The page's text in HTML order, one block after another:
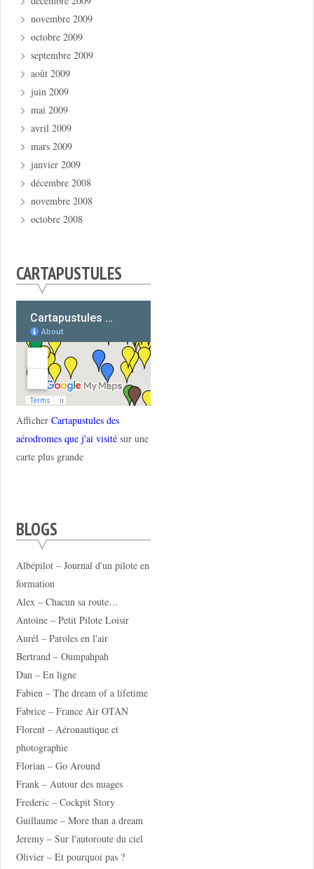
novembre 2009
octobre 2009
septembre 2009
août 2009
juin 2009
mai 2009
avril 2009
mars 2009
janvier 2009
décembre 2008
novembre 2008
octobre 2008
CARTAPUSTULES
Afficher Cartapustules des
aérodromes que j'ai visitésur une
carte plus grande
BLOGS
Albépilot – Journal d'un pilote en
formation
Alex – Chacun sa route…
Antoine – Petit Pilote Loisir
Aurél – Paroles en l'air
Bertrand – Oumpahpah
Dan – En ligne
Fabien – The dream of a lifetime
Fabrice – France Air OTAN
Florent – Aéronautique et
photographie
Florian – Go Around
Frank – Autour des nuages
Frederic – Cockpit Story
Guillaume – More than a dream
Jeremy – Sur l'autoroute du ciel
Olivier – Et pourquoi pas ?